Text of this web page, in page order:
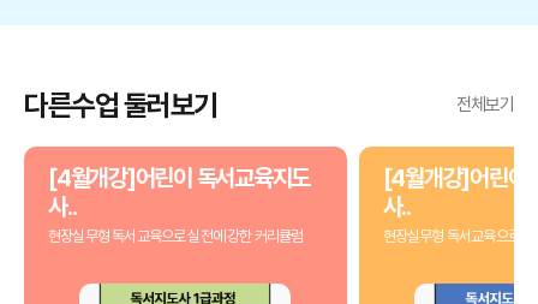
다른수업 둘러보기 전체보기
[4월개강]어린이 독서교육지도
사..
현장실무형 독서교육으로 실전에 강한 커리큘럼
[4월개강]어린이
사..
현장실무형 독서교육으로